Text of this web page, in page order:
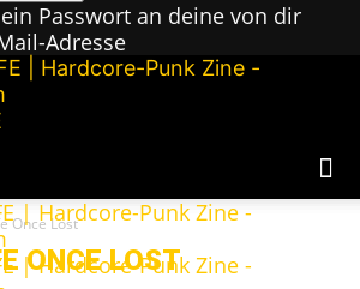
Passwort an deine von dir
Adresse
Once Lost
ONCE LOST